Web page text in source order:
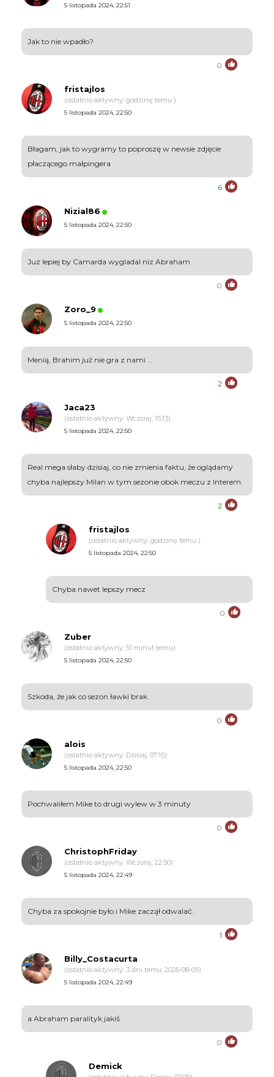
5 listopada 2024, 22:51
Jak to nie wpadło?
0
fristajlos
(ostatnio aktywny: godzinę temu )
5 listopada 2024, 22:50
Błagam, jak to wygramy to poproszę w newsie zdjęcie
płaczącego małpingera
6
Nizial86
5 listopada 2024, 22:50
Juz lepiej by Camarda wygladal niz Abraham
0
Zoro_9
5 listopada 2024, 22:50
Menią, Brahim już nie gra z nami ...
2
Jaca23
(ostatnio aktywny: Wczoraj, 15:13)
5 listopada 2024, 22:50
Real mega słaby dzisiaj, co nie zmienia faktu, że oglądamy
chyba najlepszy Milan w tym sezonie obok meczu z Interem.
2
fristajlos
(ostatnio aktywny: godzinę temu )
5 listopada 2024, 22:50
Chyba nawet lepszy mecz
0
Zuber
(ostatnio aktywny: 51 minut temu)
5 listopada 2024, 22:50
Szkoda, że jak co sezon ławki brak.
0
alois
(ostatnio aktywny: Dzisiaj, 07:15)
5 listopada 2024, 22:50
Pochwaliłem Mike to drugi wylew w 3 minuty
0
ChristophFriday
(ostatnio aktywny: Wczoraj, 22:50)
5 listopada 2024, 22:49
Chyba za spokojnie było i Mike zaczął odwalać.
1
Billy_Costacurta
(ostatnio aktywny: 3 dni temu, 2026-08-05)
5 listopada 2024, 22:49
a Abraham paralityk jakiś
0
Demick